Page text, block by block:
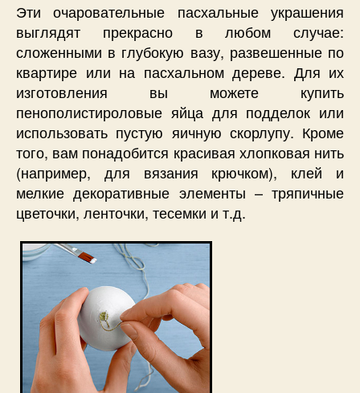
Эти очаровательные пасхальные украшения
выглядят прекрасно в любом случае:
сложенными в глубокую вазу, развешенные по
квартире или на пасхальном дереве. Для их
изготовления вы можете купить
пенополистироловые яйца для подделок или
использовать пустую яичную скорлупу. Кроме
того, вам понадобится красивая хлопковая нить
(например, для вязания крючком), клей и
мелкие декоративные элементы – тряпичные
цветочки, ленточки, тесемки и т.д.